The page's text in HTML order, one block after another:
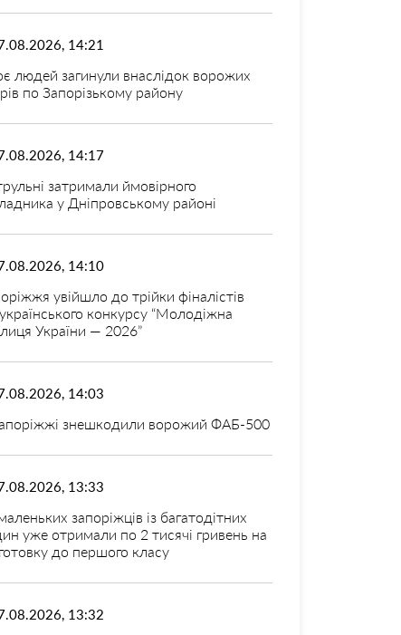
14:21
людей загинули внаслідок ворожих
по Запорізькому району
14:17
затримали ймовірного
у Дніпровському районі
14:10
увійшло до трійки фіналістів
конкурсу “Молодіжна
України — 2026”
14:03
знешкодили ворожий ФАБ-500
13:33
запоріжців із багатодітних
уже отримали по 2 тисячі гривень на
до першого класу
13:32